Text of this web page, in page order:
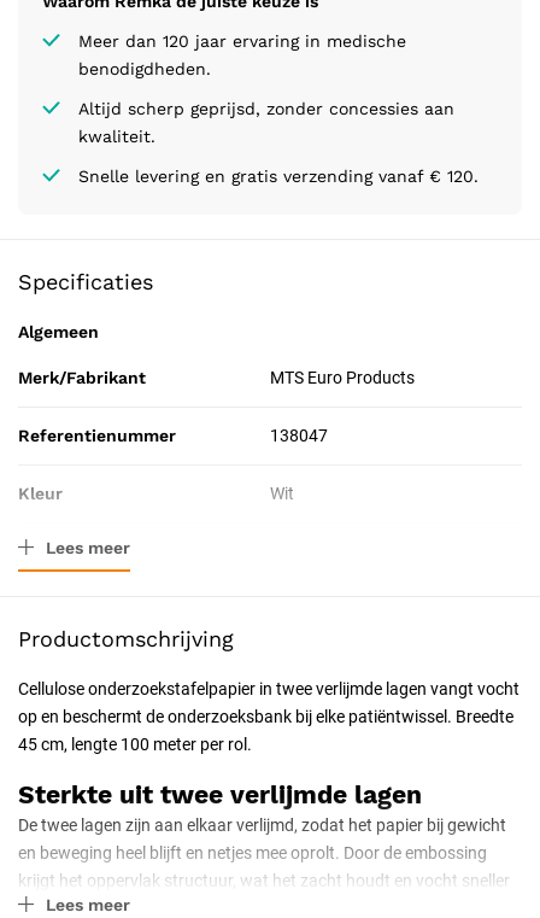
Meer dan 120 jaar ervaring in medische
benodigdheden.
Altijd scherp geprijsd, zonder concessies aan
kwaliteit.
Snelle levering en gratis verzending vanaf € 120.
Specificaties
Algemeen
Merk/Fabrikant MTS Euro Products
Referentienummer 138047
Kleur Wit
Materiaal
Resorbeerbaar (hechtdraad) Nee
Geschiktheid Voor eenmalig gebruik
Uitvoering
Certificering
Lees meer
Productomschrijving
Cellulose onderzoekstafelpapier in twee verlijmde lagen vangt vocht
op en beschermt de onderzoeksbank bij elke patiëntwissel. Breedte
45 cm, lengte 100 meter per rol.
Sterkte uit twee verlijmde lagen
De twee lagen zijn aan elkaar verlijmd, zodat het papier bij gewicht
en beweging heel blijft en netjes mee oprolt. Door de embossing
krijgt het oppervlak structuur, wat het zacht houdt en vocht sneller
laat indringen.
Lees meer